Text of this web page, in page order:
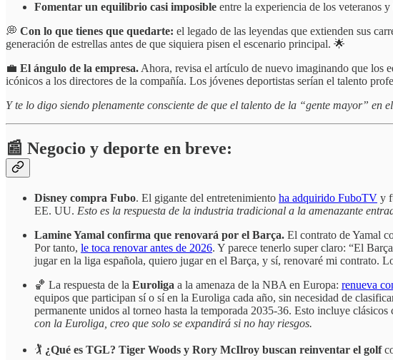
Fomentar un equilibrio casi imposible entre la experiencia de los veteranos
💭 Con lo que tienes que quedarte: el legado de las leyendas que extienden sus
generación de estrellas antes de que siquiera pisen el escenario principal. 🌟
💼 El ángulo de la empresa. Ahora, revisa el artículo de nuevo imaginando que los
icónicos a los directores de la compañía. Los jóvenes deportistas serían el talento
Y te lo digo siendo plenamente consciente de que el talento de la “gente mayor” en
📰 Negocio y deporte en breve:
Disney compra Fubo. El gigante del entretenimiento ha adquirido FuboTV y
EE. UU. Esto es la respuesta de la industria tradicional a la amenazante
Lamine Yamal confirma que renovará por el Barça. El contrato de Yamal
Por tanto, le toca renovar antes de 2026. Y parece tenerlo super claro: “El
jugar en la liga española, quiero jugar en el Barça, y sí, renovaré mi contrato.
🏀 La respuesta de la Euroliga a la amenaza de la NBA en Europa: renueva
equipos que participan sí o sí en la Euroliga cada año, sin necesidad de
permanente unidos al torneo hasta la temporada 2035-36. Esto incluye
con la Euroliga, creo que solo se expandirá si no hay riesgos.
🏌️ ¿Qué es TGL? Tiger Woods y Rory McIlroy buscan reinventar el golf